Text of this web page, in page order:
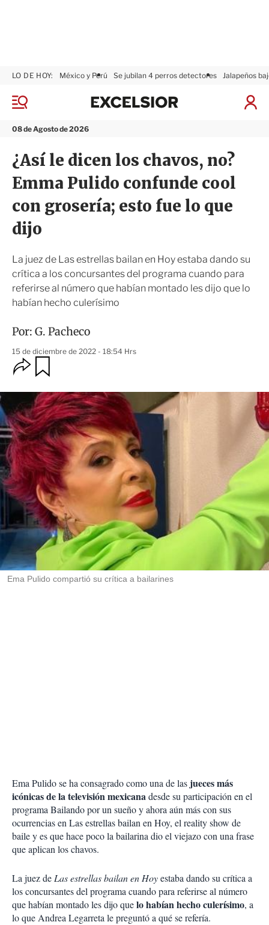
M
n
08 de Agosto de 2026
LO DE HOY: México y Perú Se jubilan 4 perros detectores Jalapeños
I
x
i
r
¿Así le dicen los chavos, no?
Emma Pulido confunde cool
con grosería; esto fue lo que
dijo
La juez de Las estrellas bailan en Hoy estaba dando su
crítica a los concursantes del programa cuando para
referirse al número que habían montado les dijo que lo
habían hecho culerísimo
Por: G. Pacheco
15 de diciembre de 2022 - 18:54 Hrs
O
p
i
o
n
e
s
d
e
c
o
m
p
a
r
i
r
r
d
a
r
Ema Pulido compartió su crítica a bailarines
Ema Pulido se ha consagrado como una de las jueces más
icónicas de la televisión mexicanadesde su participación en el
programa Bailando por un sueño y ahora aún más con sus
ocurrencias en Las estrellas bailan en Hoy, el reality show de
baile y es que hace poco la bailarina dio el viejazo con una frase
que aplican los chavos.
La juez deLas estrellas bailan en Hoyestaba dando su crítica a
los concursantes del programa cuando para referirse al número
que habían montado les dijo quelo habían hecho culerísimo, a
lo que Andrea Legarreta le preguntó a qué se refería.